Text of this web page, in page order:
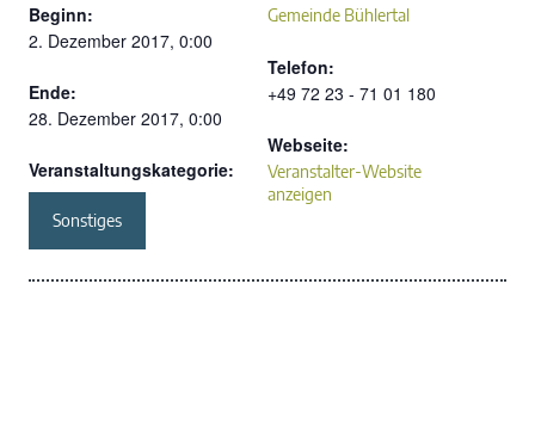
Beginn:
2. Dezember 2017, 0:00
Ende:
28. Dezember 2017, 0:00
Veranstaltungskategorie:
Sonstiges
Gemeinde Bühlertal
Telefon:
+49 72 23 - 71 01 180
Webseite:
Veranstalter-Website
anzeigen